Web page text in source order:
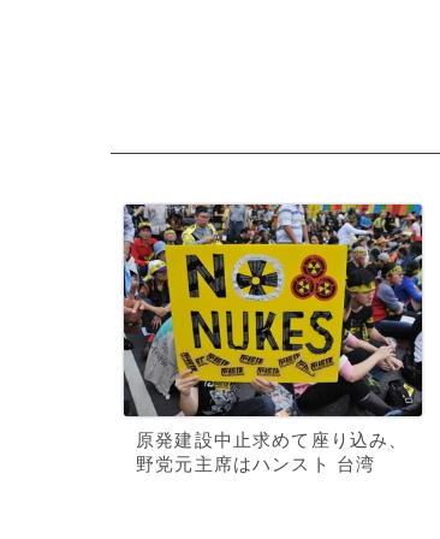
原発建設中止求めて座り込み、
野党元主席はハンスト 台湾